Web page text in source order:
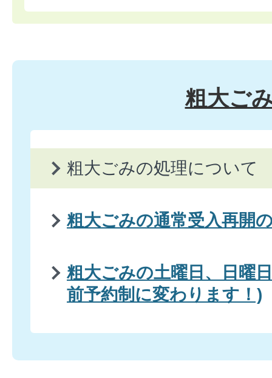
粗大ご
粗大ごみの処理について
粗大ごみの通常受入再開
粗大ごみの土曜日、日曜
前予約制に変わります！)